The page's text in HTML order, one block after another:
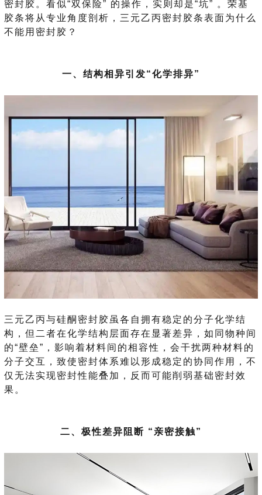
密封胶。看似“双保险” 的操作，实则却是“坑” 。荣基
胶条将从专业角度剖析，三元乙丙密封胶条表面为什么
不能用密封胶？
一、结构相异引发“化学排异”
三元乙丙与硅酮密封胶虽各自拥有稳定的分子化学结
构，但二者在化学结构层面存在显著差异，如同物种间
的“壁垒”，影响着材料间的相容性，会干扰两种材料的
分子交互，致使密封体系难以形成稳定的协同作用，不
仅无法实现密封性能叠加，反而可能削弱基础密封效
果。
二、极性差异阻断 “亲密接触”